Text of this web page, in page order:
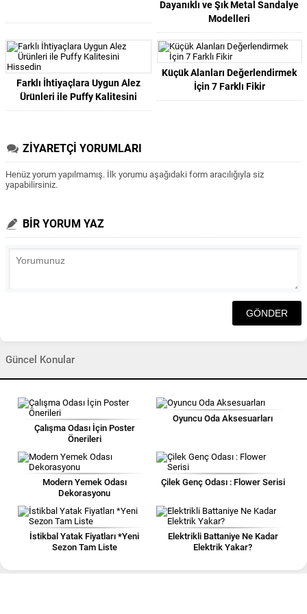
Dayanıklı ve Şık Metal Sandalye
Modelleri
Farklı İhtiyaçlara Uygun Alez
Ürünleri ile Puffy Kalitesini
Hissedin
Küçük Alanları Değerlendirmek
İçin 7 Farklı Fikir
ZİYARETÇİ YORUMLARI
Henüz yorum yapılmamış. İlk yorumu aşağıdaki form aracılığıyla siz
yapabilirsiniz.
BİR YORUM YAZ
Güncel Konular
Çalışma Odası İçin Poster
Önerileri
Oyuncu Oda Aksesuarları
Modern Yemek Odası
Dekorasyonu
Çilek Genç Odası : Flower Serisi
İstikbal Yatak Fiyatları *Yeni
Sezon Tam Liste
Elektrikli Battaniye Ne Kadar
Elektrik Yakar?